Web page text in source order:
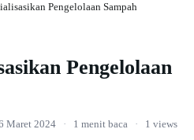
Pengelolaan Sampah
Pengelolaan
Maret 2024 · 1 menit baca · 1 views